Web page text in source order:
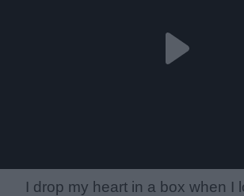
I drop my heart in a box when I